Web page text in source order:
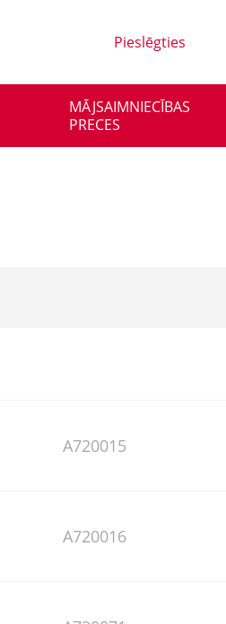
Pieslēgties
MĀJSAIMNIECĪBAS
PRECES
A720015
A720016